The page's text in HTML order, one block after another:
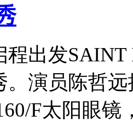
程出发
。演员陈哲
F太阳眼镜